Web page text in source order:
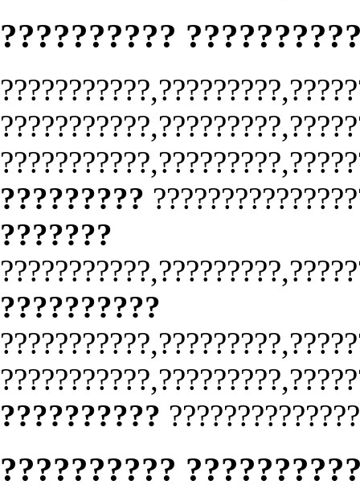
??????????
?????????
???????
??????????
??????????
??????????